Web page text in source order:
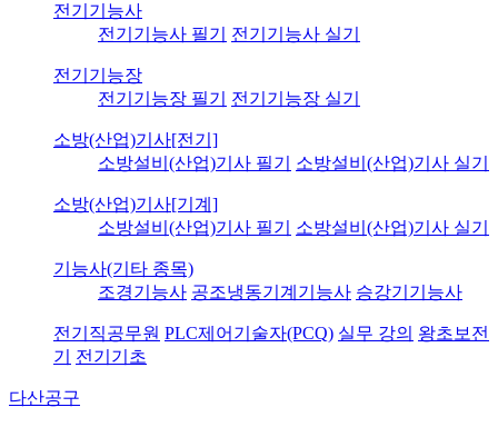
전기기능사
전기기능사 필기
전기기능사 실기
전기기능장
전기기능장 필기
전기기능장 실기
소방(산업)기사[전기]
소방설비(산업)기사 필기
소방설비(산업)기사 실기
소방(산업)기사[기계]
소방설비(산업)기사 필기
소방설비(산업)기사 실기
기능사(기타 종목)
조경기능사 공조냉동기계기능사 승강기기능사
전기직공무원 PLC제어기술자(PCQ) 실무 강의 왕초보전
기
전기기초
다산공구